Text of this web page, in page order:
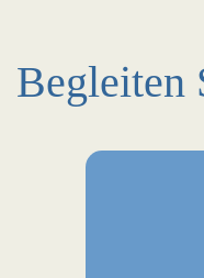
Begleiten